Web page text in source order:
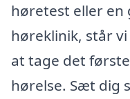
høretest eller en
høreklinik, står
at tage det
hørelse. Sæt dig